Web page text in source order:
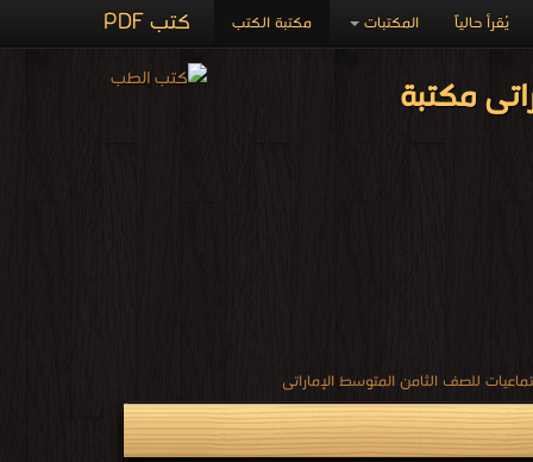
كتب PDF مكتبة الكتب المكتبات يُقرأ حالياً
مكتبة
للصف الثامن المتوسط الإماراتى